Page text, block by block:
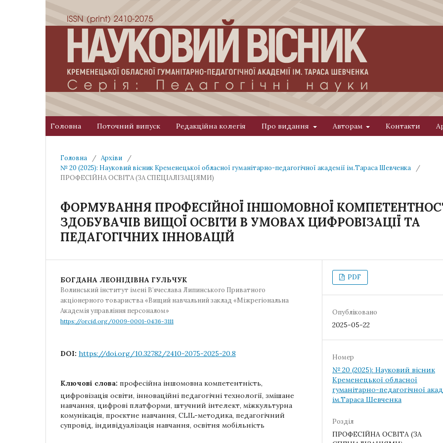
Головна Поточний випуск Редакційна колегія Про видання Авторам Контакти
Головна / Архіви
/
№ 20 (2025): Науковий вісник Кременецької обласної гуманітарно-педагогічної академії ім.Тараса Шевченка
/
ПРОФЕСІЙНА ОСВІТА (ЗА СПЕЦІАЛІЗАЦІЯМИ)
ФОРМУВАННЯ ПРОФЕСІЙНОЇ ІНШОМОВНОЇ
ЗДОБУВАЧІВ ВИЩОЇ ОСВІТИ В УМОВАХ ЦИФРОВІЗАЦІЇ ТА
ПЕДАГОГІЧНИХ ІННОВАЦІЙ
БОГДАНА ЛЕОНІДІВНА ГУЛЬЧУК
Волинський інститут імені В’ячеслава Липинського Приватного
акціонерного товариства «Вищий навчальний заклад «Міжрегіональна
Академія управління персоналом»
https://orcid.org/0009-0001-0436-3111
DOI: https://doi.org/10.32782/2410-2075-2025-20.8
Ключові слова: професійна іншомовна компетентність,
цифровізація освіти, інноваційні педагогічні технології, змішане
навчання, цифрові платформи, штучний інтелект, міжкультурна
комунікація, проєктне навчання, CLIL-методика, педагогічний
супровід, індивідуалізація навчання, освітня мобільність
PDF
Опубліковано
2025-05-22
Номер
№ 20 (2025): Науковий вісник
Кременецької обласної
гуманітарно-педагогічної
ім.Тараса Шевченка
Розділ
ПРОФЕСІЙНА ОСВІТА (ЗА